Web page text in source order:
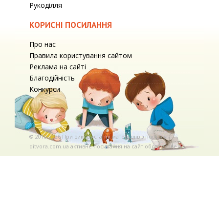
Рукоділля
КОРИСНІ ПОСИЛАННЯ
Про нас
Правила користування сайтом
Реклама на сайті
Благодійність
Конкурси
© 2010-2026 При використаннi матерiалiв з порталу
ditvora.com.ua активне посилання на сайт обов'язкове. .